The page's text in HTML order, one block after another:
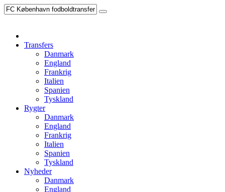
Transfers
Danmark
England
Frankrig
Italien
Spanien
Tyskland
Rygter
Danmark
England
Frankrig
Italien
Spanien
Tyskland
Nyheder
Danmark
England